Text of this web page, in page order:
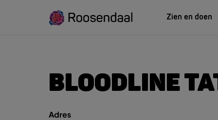
Zien en doen
ZIEN EN
LEREN
BLOODLINE
Adres